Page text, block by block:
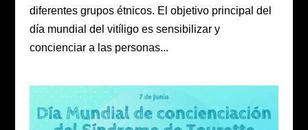
diferentes grupos étnicos. El objetivo principal del
día mundial del vitíligo es sensibilizar y
concienciar a las personas...